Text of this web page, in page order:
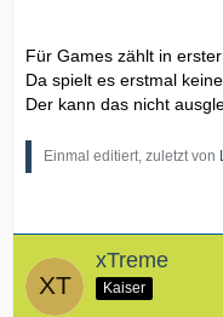
Für Games zählt in
Da spielt es erstmal
Der kann das nicht
Einmal editiert, zuletzt von
xTreme
Kaiser